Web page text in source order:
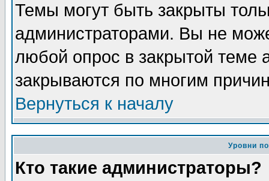
Темы могут быть закрыты
администраторами. Вы не
любой опрос в закрытой теме
закрываются по многим
Вернуться к началу
Уровни
Кто такие администраторы?